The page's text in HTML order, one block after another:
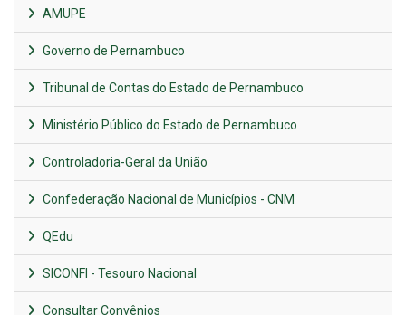
AMUPE
Governo de Pernambuco
Tribunal de Contas do Estado de Pernambuco
Ministério Público do Estado de Pernambuco
Controladoria-Geral da União
Confederação Nacional de Municípios - CNM
QEdu
SICONFI - Tesouro Nacional
Consultar Convênios